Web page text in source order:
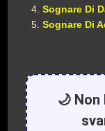
Sognare Di
Sognare Di
🌙